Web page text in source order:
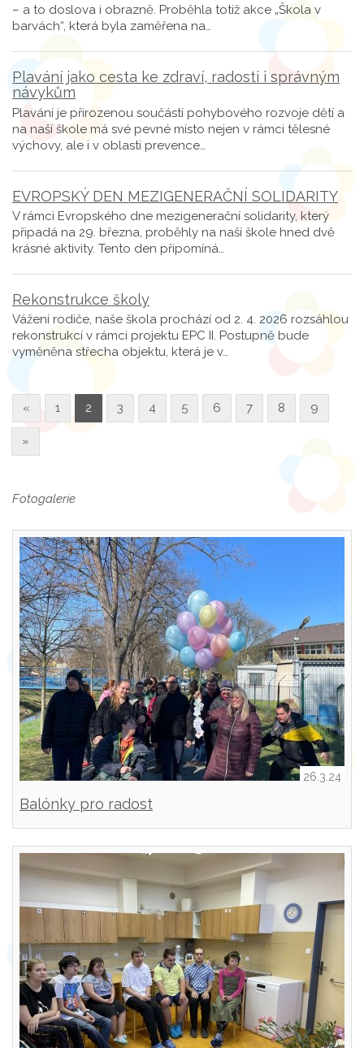
– a to doslova i obrazně. Proběhla totiž akce „Škola v
barvách“, která byla zaměřena na…
Plavání jako cesta ke zdraví, radosti i správným
návykům
Plavání je přirozenou součástí pohybového rozvoje dětí a
na naší škole má své pevné místo nejen v rámci tělesné
výchovy, ale i v oblasti prevence…
EVROPSKÝ DEN MEZIGENERAČNÍ SOLIDARITY
V rámci Evropského dne mezigenerační solidarity, který
připadá na 29. března, proběhly na naší škole hned dvě
krásné aktivity. Tento den připomíná…
Rekonstrukce školy
Vážení rodiče, naše škola prochází od 2. 4. 2026 rozsáhlou
rekonstrukcí v rámci projektu EPC II. Postupně bude
vyměněna střecha objektu, která je v…
« 1 2 3 4 5 6 7 8 9
»
Fotogalerie
26.3.24
Balónky pro radost